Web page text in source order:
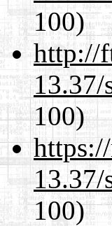
100)
http://
100)
100)